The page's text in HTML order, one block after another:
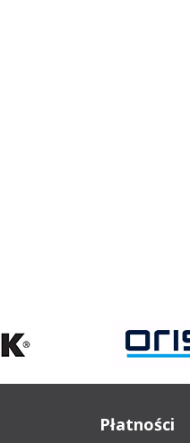
Płatności